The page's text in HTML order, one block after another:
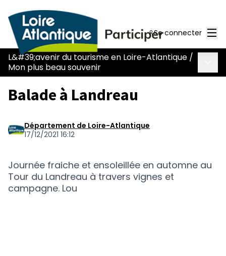
Se connecter
L&#39;avenir du tourisme en Loire-Atlantique /
Mon plus beau souvenir
Balade à Landreau
Département de Loire-Atlantique
17/12/2021 16:12
Journée fraiche et ensoleillée en automne au
Tour du Landreau à travers vignes et
campagne. Lou